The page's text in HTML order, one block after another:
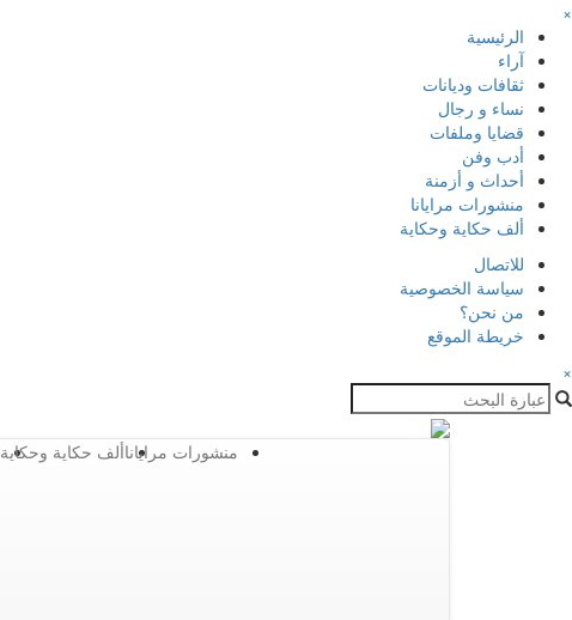
×
الرئيسية
آراء
ثقافات وديانات
نساء و رجال
قضايا وملفات
أدب وفن
أحداث و أزمنة
منشورات مرايانا
ألف حكاية وحكاية
للاتصال
سياسة الخصوصية
من نحن؟
خريطة الموقع
×
ألف حكاية وحكايةمنشورات مرايانا